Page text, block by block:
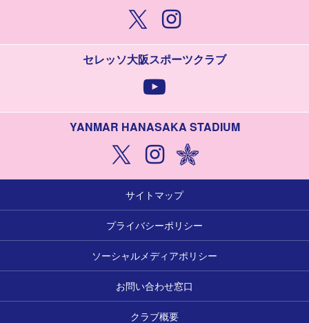
セレッソ大阪スポーツクラブ
YANMAR HANASAKA STADIUM
サイトマップ
プライバシーポリシー
ソーシャルメディアポリシー
お問い合わせ窓口
クラブ概要